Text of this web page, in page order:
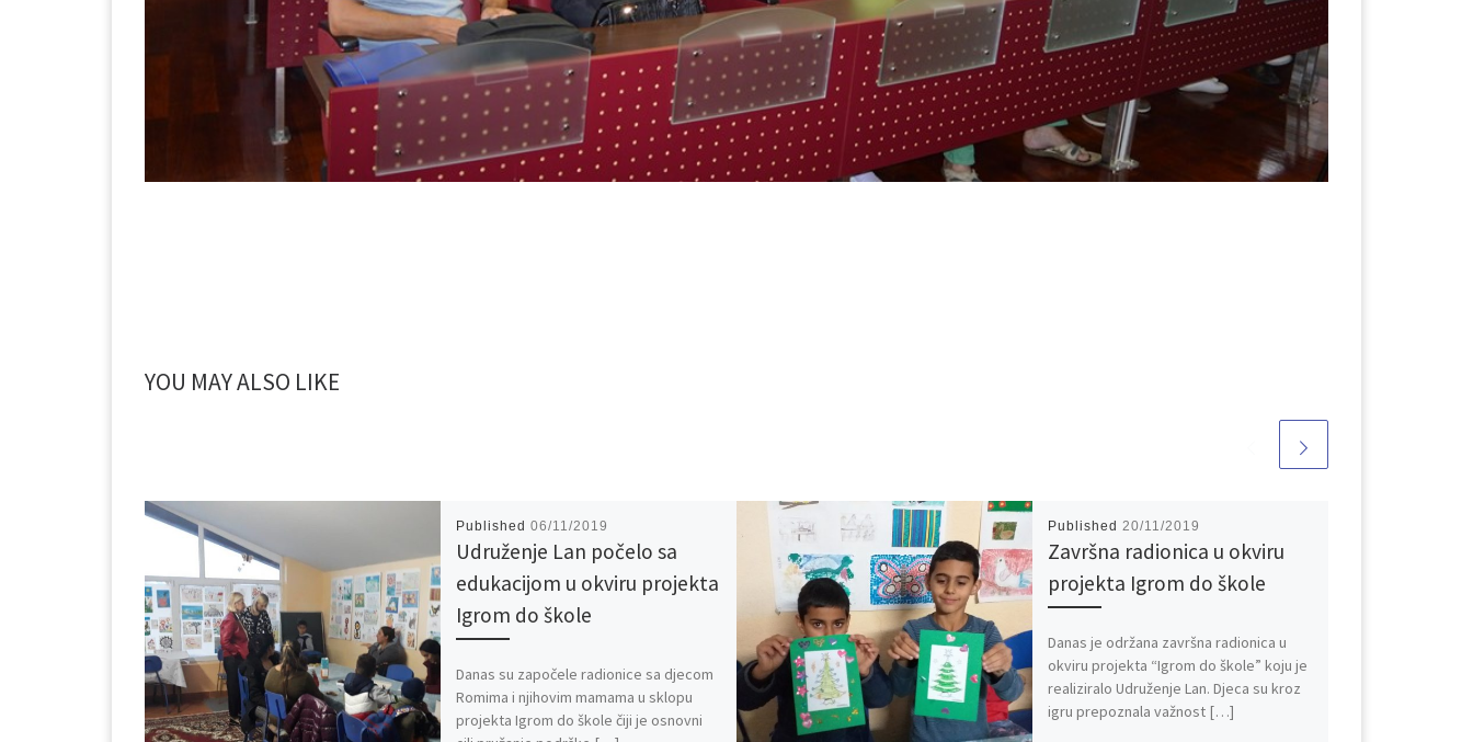
YOU MAY ALSO LIKE
Published06/11/2019
Udruženje Lan počelo sa
edukacijom u okviru projekta
Igrom do škole
Danas su započele radionice sa djecom
Romima i njihovim mamama u sklopu
projekta Igrom do škole čiji je osnovni
Published 20/11/2019
Završna radionica u okviru
projekta Igrom do škole
Danas je održana završna radionica u
okviru projekta “Igrom do škole” koju je
realiziralo Udruženje Lan. Djeca su kroz
igru prepoznala važnost […]